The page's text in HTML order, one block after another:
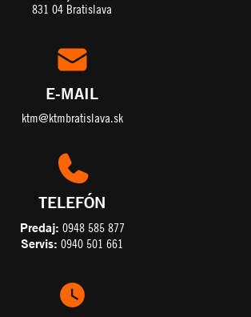
831 04 Bratislava
E-MAIL
ktm@ktmbratislava.sk
TELEFÓN
Predaj: 0948 585 877
Servis: 0940 501 661